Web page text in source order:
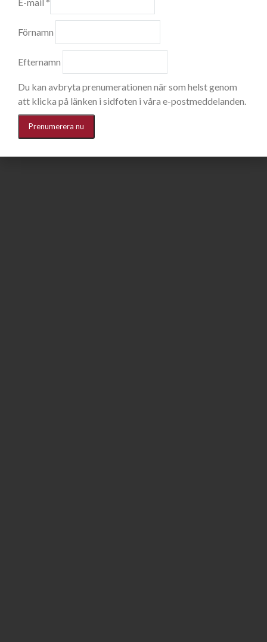
Förnamn
Efternamn
Du kan avbryta prenumerationen när som helst genom
att klicka på länken i sidfoten i våra e-postmeddelanden.